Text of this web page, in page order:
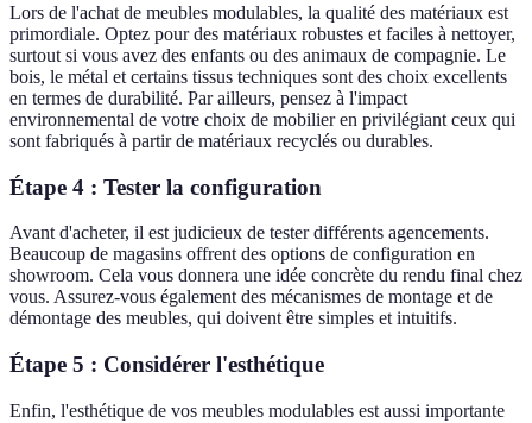
Lors de l'achat de meubles modulables, la qualité des matériaux est
primordiale. Optez pour des matériaux robustes et faciles à nettoyer,
surtout si vous avez des enfants ou des animaux de compagnie. Le
bois, le métal et certains tissus techniques sont des choix excellents
en termes de durabilité. Par ailleurs, pensez à l'impact
environnemental de votre choix de mobilier en privilégiant ceux qui
sont fabriqués à partir de matériaux recyclés ou durables.
Étape 4 : Tester la configuration
Avant d'acheter, il est judicieux de tester différents agencements.
Beaucoup de magasins offrent des options de configuration en
showroom. Cela vous donnera une idée concrète du rendu final chez
vous. Assurez-vous également des mécanismes de montage et de
démontage des meubles, qui doivent être simples et intuitifs.
Étape 5 : Considérer l'esthétique
Enfin, l'esthétique de vos meubles modulables est aussi importante